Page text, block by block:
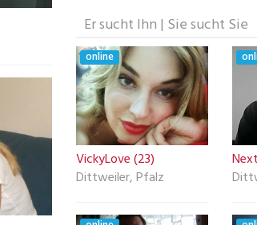
Er sucht Ihn | Sie sucht Sie
online
VickyLove (23)
Dittweiler, Pfalz